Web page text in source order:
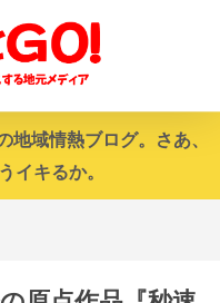
地域情熱ブログ。さあ、
イキるか。